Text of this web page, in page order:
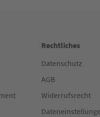
Rechtliches
Datenschutz
AGB
Widerrufsrecht